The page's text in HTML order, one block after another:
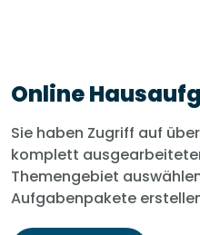
Online
Sie haben Zugriff auf
komplett
Themengebiet
Aufgabenpakete